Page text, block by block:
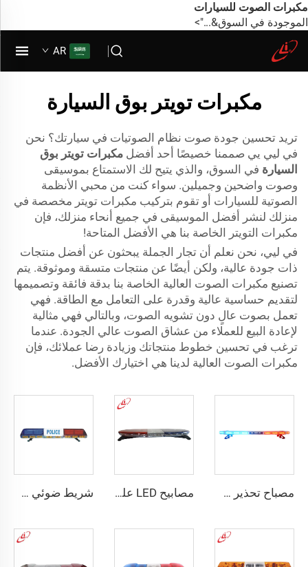
مكبرات الصوت للسيارات
الموجودة في السوق&...">
AR
مكبرات تويتر بوق السيارة
تريد تحسين جودة صوت نظام الصوتيات في سيارتك؟ نحن
في ليي يي صممنا خصيصًا أحد أفضل مكبرات تويتر بوق
السيارة في السوق، والذي يتيح لك الاستمتاع بموسيقى
وصوت واضحين وجميلين. سواء كنت من محبي الأنظمة
الصوتية للسيارات أو تقوم بتركيب مكبرات تويتر مخصصة في
منزلك لنشر أفضل الموسيقى في جميع أنحاء منزلك، فإن
مكبرات التويتر الخاصة بنا هي الأفضل المتاحة!
في ليي، نحن نعلم أن تجار الجملة يبحثون عن أفضل منتجات
ذات جودة عالية، ولكن أيضًا عن منتجات متسقة وموثوقة. يتم
تصنيع مكبرات الصوت العالية الخاصة بنا بدقة فائقة وتصميمها
لتقديم حساسية عالية وقدرة على التعامل مع الطاقة. فهي
تعمل بصوت عالٍ دون تشويه الصوت، وبالتالي فهي مثالية
لإعادة البيع للعملاء من عشاق الصوت عالي الجودة. عندما
ترغب في تحسين خطوط منتجاتك وزيادة رضا عملائك، فإن
مكبرات الصوت العالية لدينا هي اختيارك الأفضل.
مصباح تحذير شرطة رفيع جدًا ومنخفض الارتفاع باستخدام LED مصابيح LED على شكل بيضوية عالية السطوع شريط ضوئي خطي ليد علوي للشرطة